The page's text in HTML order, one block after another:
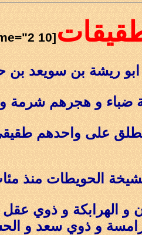
[frame="2 10"]
ريشة بن سويعد بن
ضباء و هجرهم شرمة و
على واحدهم
الحويطات منذ
الهرابكة و ذوي عقل
و ذوي سعد و